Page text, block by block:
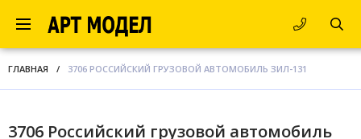
ГЛАВНАЯ / 3706 РОССИЙСКИЙ ГРУЗОВОЙ АВТОМОБИЛЬ ЗИЛ-131
3706 Российский грузовой автомобиль